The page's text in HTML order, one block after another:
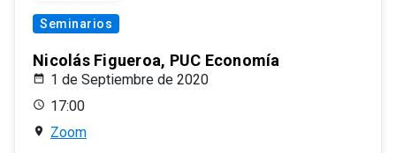
Seminarios
Nicolás Figueroa, PUC Economía
1 de Septiembre de 2020
17:00
Zoom